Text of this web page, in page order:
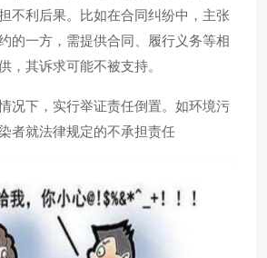
不利后果。比如在合同纠纷中，主张
的一方，需提供合同、履行义务等相
，其诉求可能不被支持。
况下，实行举证责任倒置。如环境污
者就法律规定的不承担责任